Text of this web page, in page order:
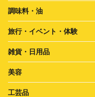
調味料・油
旅行・イベント・体験
雑貨・日用品
美容
工芸品